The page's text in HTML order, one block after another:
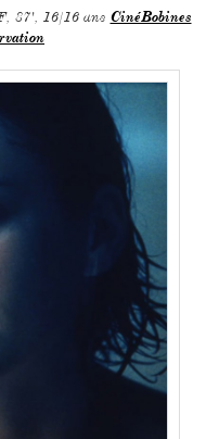
87', 16/16 ans CinéBobines